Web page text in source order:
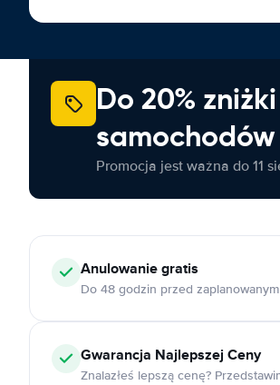
Do 20%
Promocja jest ważna do 11
Anulowaniegratis
Do 48 godzin przed
Gwarancja Najlepszej Ceny
Znalazłeś lepszą cenę?